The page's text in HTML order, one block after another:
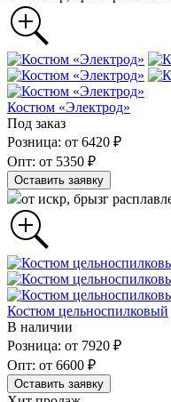
Костюм «Электрод»
Под заказ
Розница: от 6420 ₽
Опт: от 5350 ₽
Оставить заявку
от искр, брызг
Костюм цельноспилковый
В наличии
Розница: от 7920 ₽
Опт: от 6600 ₽
Оставить заявку